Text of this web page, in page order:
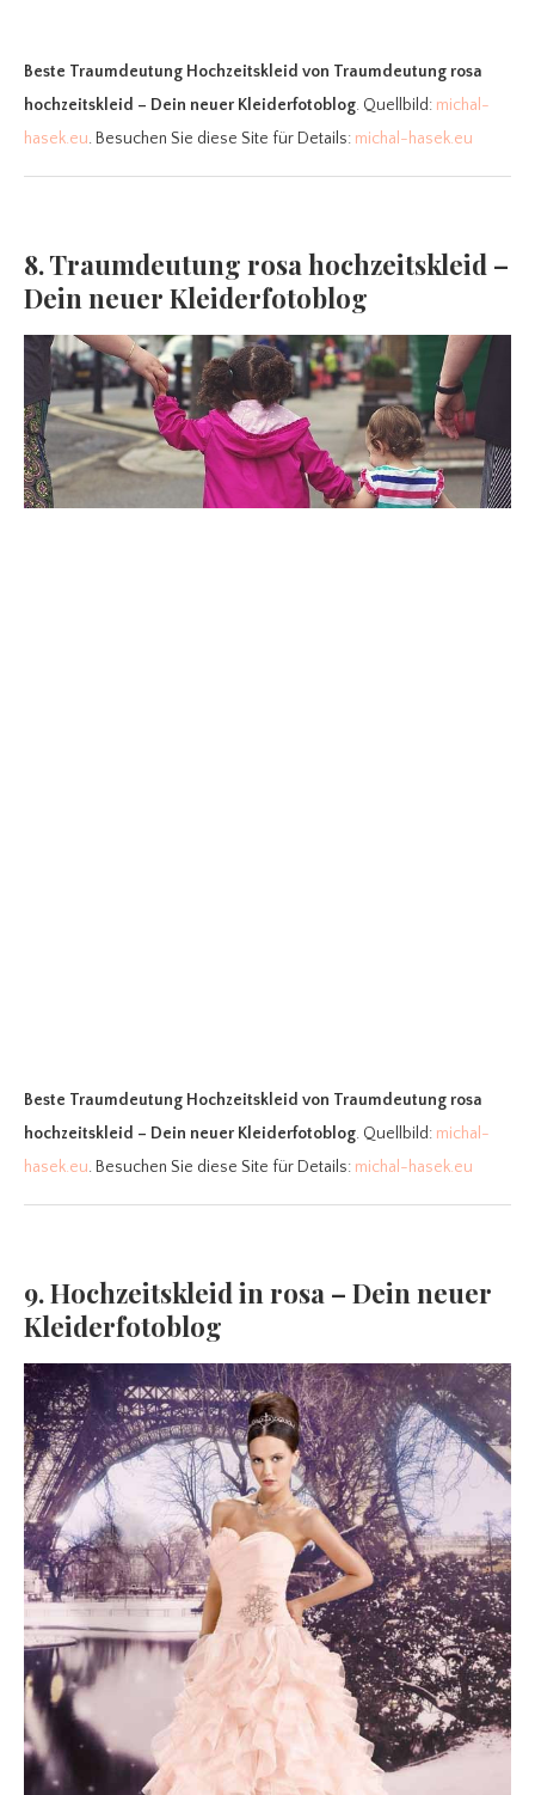
Beste Traumdeutung Hochzeitskleid von Traumdeutung rosa
hochzeitskleid – Dein neuer Kleiderfotoblog. Quellbild: michal-
hasek.eu. Besuchen Sie diese Site für Details: michal-hasek.eu
8. Traumdeutung rosa hochzeitskleid –
Dein neuer Kleiderfotoblog
Beste Traumdeutung Hochzeitskleid von Traumdeutung rosa
hochzeitskleid – Dein neuer Kleiderfotoblog. Quellbild: michal-
hasek.eu. Besuchen Sie diese Site für Details: michal-hasek.eu
9. Hochzeitskleid in rosa – Dein neuer
Kleiderfotoblog